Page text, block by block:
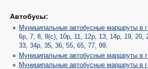
Автобусы:
Муниципальные автобусные маршруты в
6р, 7,8,9(с), 10р, 11, 12р, 13, 14р, 19,20,
33,34р,35,36,55,65, 77,99.
Муниципальные автобусные маршруты в
Муниципальные автобусные маршруты в